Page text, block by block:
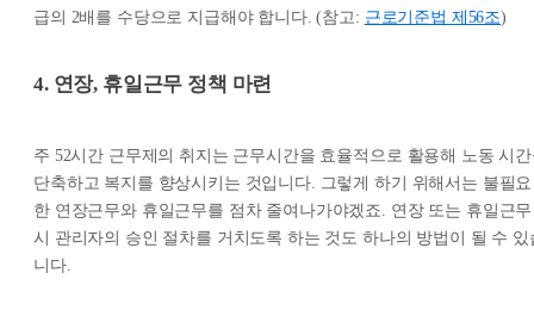
급의 2배를 수당으로 지급해야 합니다. (참고: 근로기준법 제56조)
4. 연장, 휴일근무 정책 마련
주 52시간 근무제의 취지는 근무시간을 효율적으로 활용해 노동 시
단축하고 복지를 향상시키는 것입니다. 그렇게 하기 위해서는 불필요
한 연장근무와 휴일근무를 점차 줄여나가야겠죠. 연장 또는 휴일근무
시 관리자의 승인 절차를 거치도록 하는 것도 하나의 방법이 될 수 있
니다.